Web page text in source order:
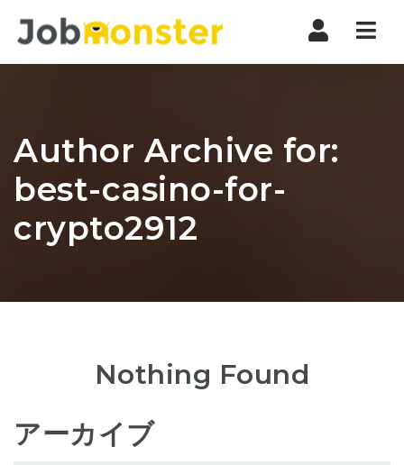
Author Archive for:
best-casino-for-
crypto2912
Nothing Found
アーカイブ